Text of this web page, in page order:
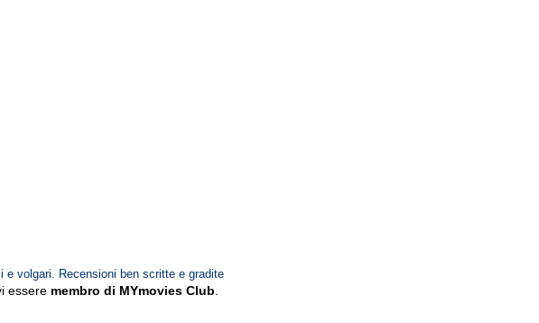
volgari. Recensioni ben scritte e gradite
essere membro di MYmovies Club